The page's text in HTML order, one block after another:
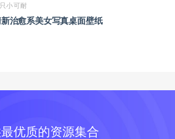
小可耐
治愈系美女写真桌面壁纸
优质的资源集合